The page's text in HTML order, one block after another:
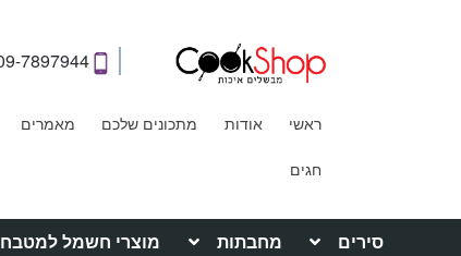
09-7897944
ראשי אודות מתכונים שלכם מאמרים
חגים
סירים מחבתות מוצרי חשמל למטבח